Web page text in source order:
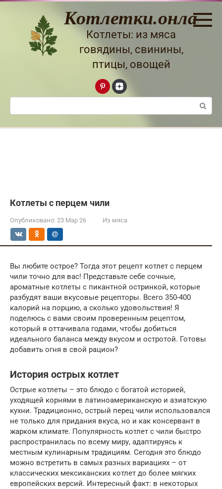
Перейти
Котлетки.онлайн
Котлеты: из мяса
говядины, свинины,
птицы, овощей
Поиск:
Котлеты с перцем чили
Опубликовано: 23 Мар 26 Из мяса
Вы любите острое? Тогда этот рецепт котлет с перцем
чили точно для вас! Представьте себе сочные,
ароматные котлеты с пикантной остринкой, которые
разбудят ваши вкусовые рецепторы. Всего 350-400
калорий на порцию, а сколько удовольствия! Я
поделюсь с вами своим проверенным рецептом,
который я оттачивала годами, чтобы добиться
идеального баланса между вкусом и остротой. Готовы
добавить огня в свой рацион?
История острых котлет
Острые котлеты – это блюдо с богатой историей,
уходящей корнями в латиноамериканскую и азиатскую
кухни. Традиционно, острый перец чили использовался
не только для придания вкуса, но и как консервант в
жарком климате. Популярность котлет с чили быстро
распространилась по всему миру, адаптируясь к
местным кулинарным традициям. Сегодня это блюдо
можно встретить в самых разных вариациях – от
классических мексиканских котлет до более мягких
европейских версий. Интересный факт: в некоторых